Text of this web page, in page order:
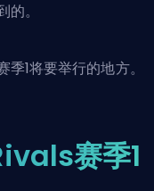
。
1将要举行的地方。
赛季1